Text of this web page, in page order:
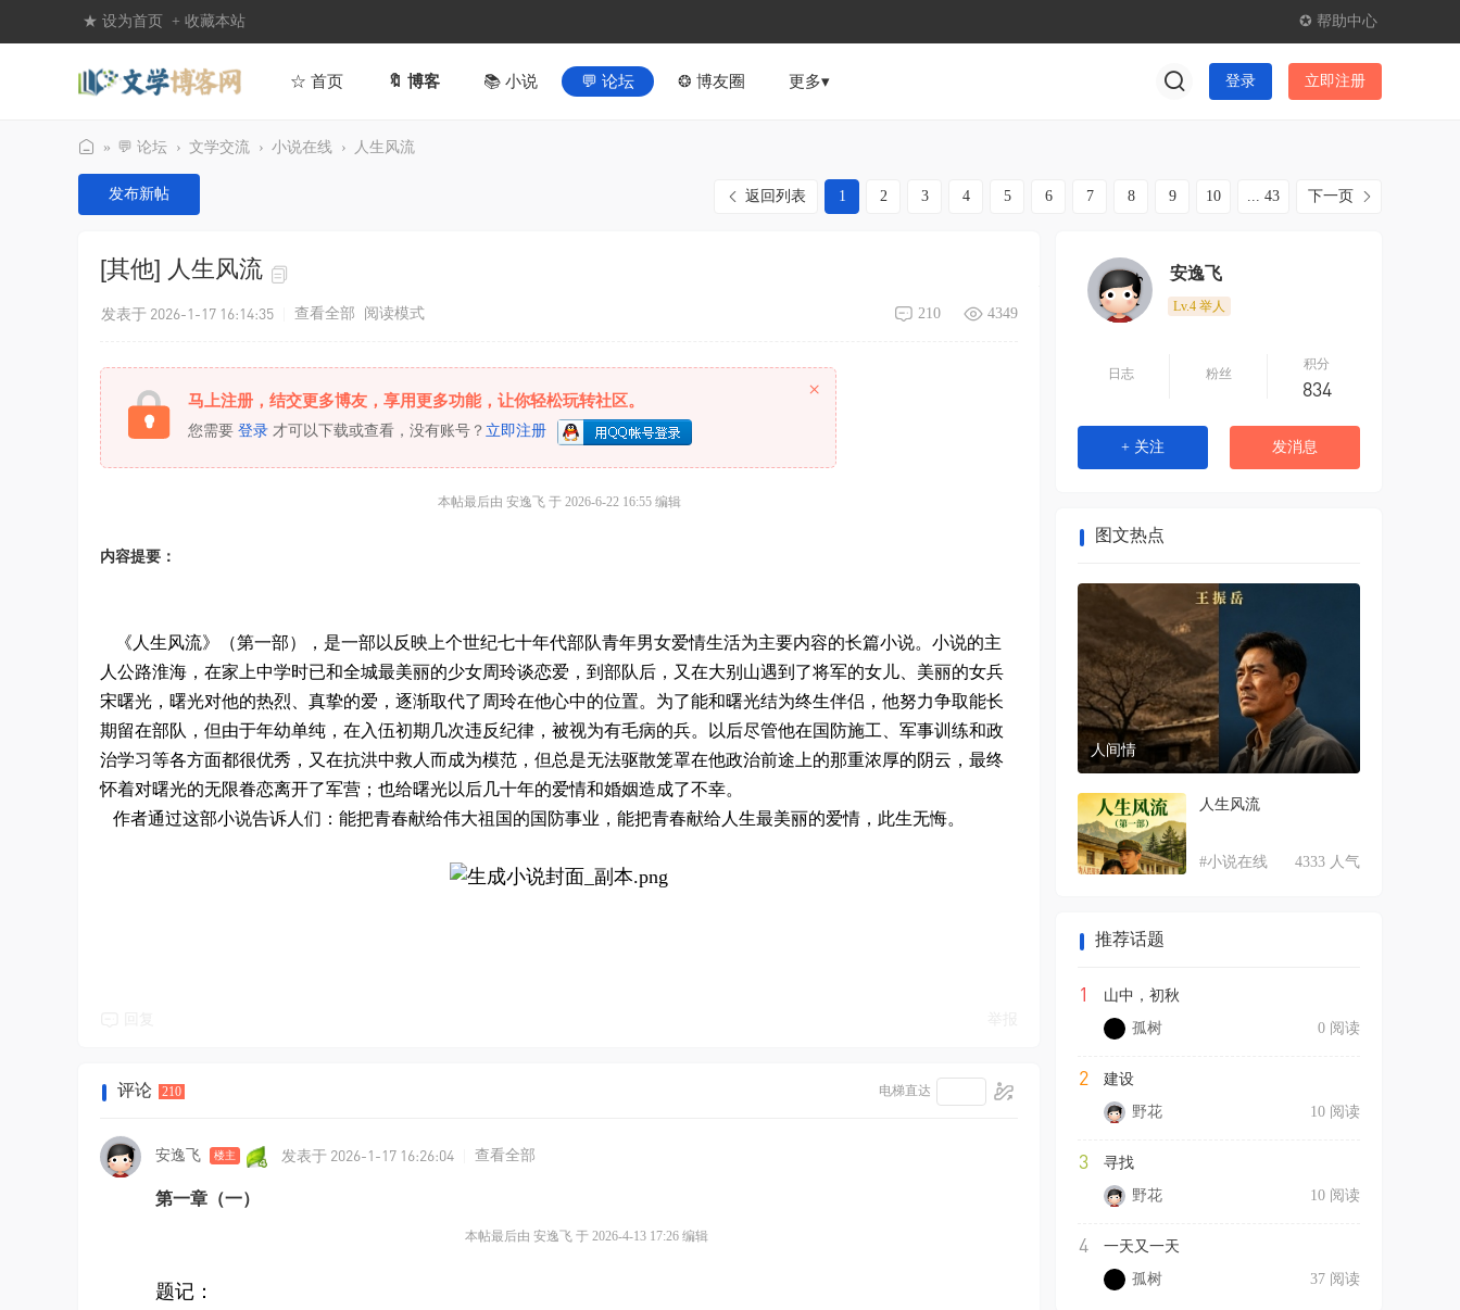
★ 设为首页 + 收藏本站 ✪ 帮助中心
☆ 首页 🔖 博客 📚︎ 小说 💬 论坛 ❂ 博友圈 更多▾ 登录 立即注册
文
学
» 💬 论坛 › 文学交流 › 小说在线 › 人生风流
1 2 3 4 5 6 7 8 9 10 ... 43 下一页
返回列表
发布新帖
[其他] 人生风流
4349
210
发表于 2026-1-17 16:14:35 查看全部 阅读模式
马上注册，结交更多博友，享用更多功能，让你轻松玩转社区。
您需要 登录 才可以下载或查看，没有账号？ 立即注册
×
本帖最后由 安逸飞 于 2026-6-22 16:55 编辑
内容提要 ：
《人生风流》（第一部），是一部以反映上个世纪七十年代部队青年男女爱情生活为主要内容的长篇小说。小说的主
人公路淮海，在家上中学时已和全城最美丽的少女周玲谈恋爱，到部队后，又在大别山遇到了将军的女儿、美丽的女兵
宋曙光，曙光对他的热烈、真挚的爱，逐渐取代了周玲在他心中的位置。为了能和曙光结为终生伴侣，他努力争取能长
期留在部队，但由于年幼单纯，在入伍初期几次违反纪律，被视为有毛病的兵。以后尽管他在国防施工、军事训练和政
治学习等各方面都很优秀，又在抗洪中救人而成为模范，但总是无法驱散笼罩在他政治前途上的那重浓厚的阴云，最终
怀着对曙光的无限眷恋离开了军营；也给曙光以后几十年的爱情和婚姻造成了不幸。
作者通过这部小说告诉人们：能把青春献给伟大祖国的国防事业，能把青春献给人生最美丽的爱情，此生无悔。
电梯直达
评论 210
安逸飞 楼主 发表于 2026-1-17 16:26:04 查看全部
第一章（一）
本帖最后由 安逸飞 于 2026-4-13 17:26 编辑
题记：
安逸飞
Lv.4 举人
日志 粉丝
积分
834
+ 关注 发消息
图文热点
人间情
人生风流
4333 人气
#小说在线
推荐话题
1
山中，初秋
0 阅读
孤树
2
建设
10 阅读
野花
3
寻找
10 阅读
野花
4
一天又一天
37 阅读
孤树